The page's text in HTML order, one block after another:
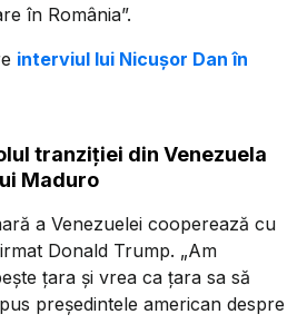
în România”.
interviul lui Nicușor Dan în
tranziției din Venezuela
Maduro
a Venezuelei cooperează cu
Donald Trump. „Am
țara și vrea ca țara sa să
președintele american despre